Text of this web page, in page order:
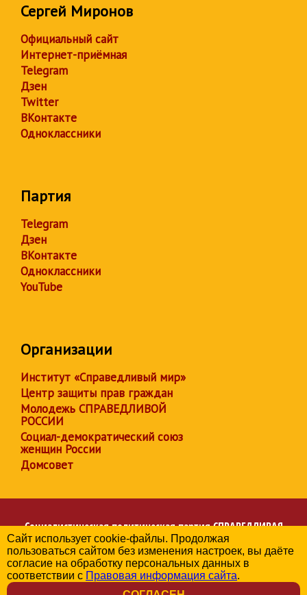
Сергей Миронов
Официальный сайт
Интернет-приёмная
Telegram
Дзен
Twitter
ВКонтакте
Одноклассники
Партия
Telegram
Дзен
ВКонтакте
Одноклассники
YouTube
Организации
Институт «Справедливый мир»
Центр защиты прав граждан
Молодежь СПРАВЕДЛИВОЙ
РОССИИ
Социал-демократический союз
женщин России
Домсовет
Социалистическая политическая партияСПРАВЕДЛИВАЯ
РОССИЯ
Региональное отделение партии в Астраханской области
© 2006-2026
Политика в отношении обработки персональных данных
Сайт использует cookie-файлы. Продолжая
пользоваться сайтом без изменения настроек, вы даёте
согласие на обработку персональных данных в
соответствии с Правовая информация сайта.